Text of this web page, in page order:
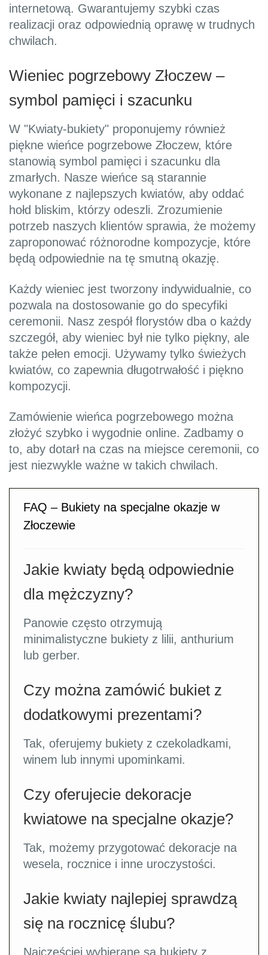
internetową. Gwarantujemy szybki czas
realizacji oraz odpowiednią oprawę w trudnych
chwilach.
Wieniec pogrzebowy Złoczew –
symbol pamięci i szacunku
W "Kwiaty-bukiety" proponujemy również
piękne wieńce pogrzebowe Złoczew, które
stanowią symbol pamięci i szacunku dla
zmarłych. Nasze wieńce są starannie
wykonane z najlepszych kwiatów, aby oddać
hołd bliskim, którzy odeszli. Zrozumienie
potrzeb naszych klientów sprawia, że możemy
zaproponować różnorodne kompozycje, które
będą odpowiednie na tę smutną okazję.
Każdy wieniec jest tworzony indywidualnie, co
pozwala na dostosowanie go do specyfiki
ceremonii. Nasz zespół florystów dba o każdy
szczegół, aby wieniec był nie tylko piękny, ale
także pełen emocji. Używamy tylko świeżych
kwiatów, co zapewnia długotrwałość i piękno
kompozycji.
Zamówienie wieńca pogrzebowego można
złożyć szybko i wygodnie online. Zadbamy o
to, aby dotarł na czas na miejsce ceremonii, co
jest niezwykle ważne w takich chwilach.
FAQ – Bukiety na specjalne okazje w
Złoczewie
Jakie kwiaty będą odpowiednie
dla mężczyzny?
Panowie często otrzymują
minimalistyczne bukiety z lilii, anthurium
lub gerber.
Czy można zamówić bukiet z
dodatkowymi prezentami?
Tak, oferujemy bukiety z czekoladkami,
winem lub innymi upominkami.
Czy oferujecie dekoracje
kwiatowe na specjalne okazje?
Tak, możemy przygotować dekoracje na
wesela, rocznice i inne uroczystości.
Jakie kwiaty najlepiej sprawdzą
się na rocznicę ślubu?
Najczęściej wybierane są bukiety z